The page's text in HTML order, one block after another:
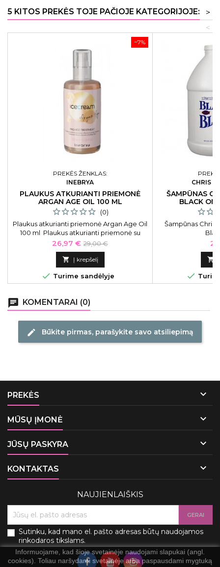
5 KITOS PREKĖS TOJE PAČIOJE KATEGORIJOJE:
>
<
−7%
PREKĖS ŽENKLAS:
INEBRYA
PLAUKUS ATKURIANTI PRIEMONĖ
ARGAN AGE OIL 100 ML
(0)
Plaukus atkurianti priemonė Argan Age Oil
100 ml Plaukus atkurianti priemonė su
argano aliejumi Inebrya Ice Cream Argan
Age Restructuring Treatmentl ICE26334,
100 ml
Kaina
26,97 € Bazinė
kaina
29,00 €
 Į krepšelį
 Turime sandėlyje
CHRIS
ŠAMPŪNAS
BLACK ON
Šampūnas Chris


chat KOMENTARAI (0)
edit Būkite pirmas, parašykite savo atsiliepimą
PREKĖS 
MŪSŲ ĮMONĖ 
JŪSŲ PASKYRA 
KONTAKTAS 
Informuojame, kad šioje svetainėje naudojami slapukai (angl.
cookies). Toliau naršydami svetainėje arba paspausdami mygtuką
NAUJIENLAIŠKIS
Sutinku, kad mano el. pašto adresas būtų naudojamos
rinkodaros tikslams.